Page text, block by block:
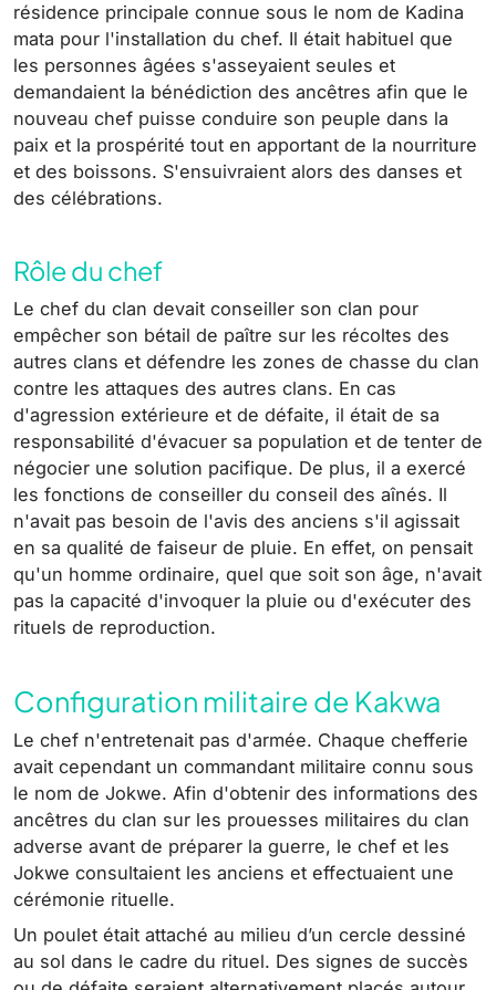
résidence principale connue sous le nom de Kadina
mata pour l'installation du chef. Il était habituel que
les personnes âgées s'asseyaient seules et
demandaient la bénédiction des ancêtres afin que le
nouveau chef puisse conduire son peuple dans la
paix et la prospérité tout en apportant de la nourriture
et des boissons. S'ensuivraient alors des danses et
des célébrations.
Rôle du chef
Le chef du clan devait conseiller son clan pour
empêcher son bétail de paître sur les récoltes des
autres clans et défendre les zones de chasse du clan
contre les attaques des autres clans. En cas
d'agression extérieure et de défaite, il était de sa
responsabilité d'évacuer sa population et de tenter de
négocier une solution pacifique. De plus, il a exercé
les fonctions de conseiller du conseil des aînés. Il
n'avait pas besoin de l'avis des anciens s'il agissait
en sa qualité de faiseur de pluie. En effet, on pensait
qu'un homme ordinaire, quel que soit son âge, n'avait
pas la capacité d'invoquer la pluie ou d'exécuter des
rituels de reproduction.
Configuration militaire de Kakwa
Le chef n'entretenait pas d'armée. Chaque chefferie
avait cependant un commandant militaire connu sous
le nom de Jokwe. Afin d'obtenir des informations des
ancêtres du clan sur les prouesses militaires du clan
adverse avant de préparer la guerre, le chef et les
Jokwe consultaient les anciens et effectuaient une
cérémonie rituelle.
Un poulet était attaché au milieu d’un cercle dessiné
au sol dans le cadre du rituel. Des signes de succès